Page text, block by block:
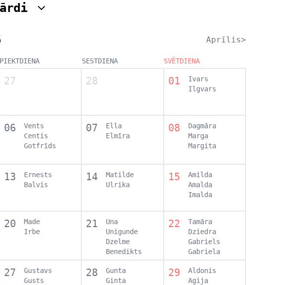
Aprīlis>
PIEKTDIENA SESTDIENA SVĒTDIENA
27 28 01
Ivars
Ilgvars
06
Vents
Centis
Gotfrīds
07
Ella
Elmīra
08
Dagmāra
Marga
Margita
13
Ernests
Balvis
14
Matilde
Ulrika
15
Amilda
Amalda
Imalda
20
Made
Irbe
21
Una
Unigunde
Dzelme
Benedikts
22
Tamāra
Dziedra
Gabriels
Gabriela
27
Gustavs
Gusts
28
Gunta
Ginta
29
Aldonis
Agija